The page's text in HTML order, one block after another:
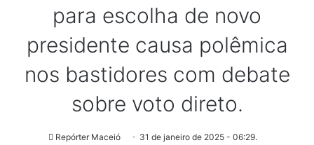
para escolha de novo
presidente causa polêmica
nos bastidores com debate
sobre voto direto.
Repórter Maceió 31 de janeiro de 2025 - 06:29.